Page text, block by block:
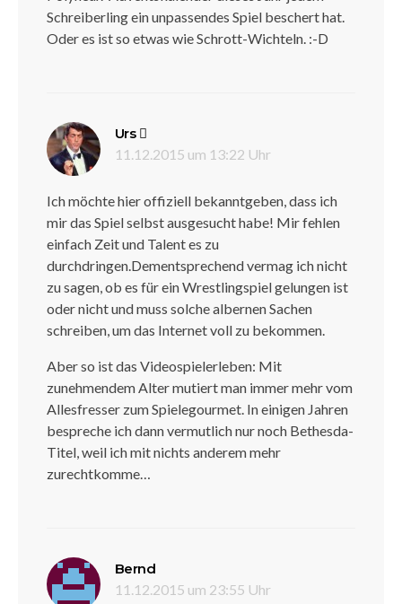
Schreiberling ein unpassendes Spiel beschert hat.
Oder es ist so etwas wie Schrott-Wichteln. :-D
Urs
11.12.2015 um 13:22 Uhr
Ich möchte hier offiziell bekanntgeben, dass ich
mir das Spiel selbst ausgesucht habe! Mir fehlen
einfach Zeit und Talent es zu
durchdringen.Dementsprechend vermag ich nicht
zu sagen, ob es für ein Wrestlingspiel gelungen ist
oder nicht und muss solche albernen Sachen
schreiben, um das Internet voll zu bekommen.
Aber so ist das Videospielerleben: Mit
zunehmendem Alter mutiert man immer mehr vom
Allesfresser zum Spielegourmet. In einigen Jahren
bespreche ich dann vermutlich nur noch Bethesda-
Titel, weil ich mit nichts anderem mehr
zurechtkomme…
Bernd
11.12.2015 um 23:55 Uhr